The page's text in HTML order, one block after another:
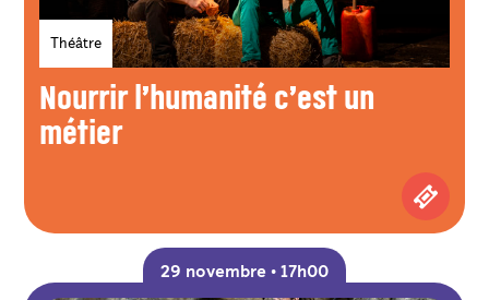
Nourrir l’humanité c’est un
métier
Théâtre
29 novembre • 17h00